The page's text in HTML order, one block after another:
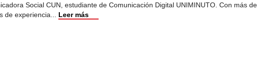
Social CUN, estudiante de Comunicación Digital UNIMINUTO. Con más de
de experiencia
Leer más